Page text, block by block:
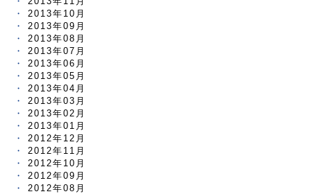
2013年10月
2013年09月
2013年08月
2013年07月
2013年06月
2013年05月
2013年04月
2013年03月
2013年02月
2013年01月
2012年12月
2012年11月
2012年10月
2012年09月
2012年08月